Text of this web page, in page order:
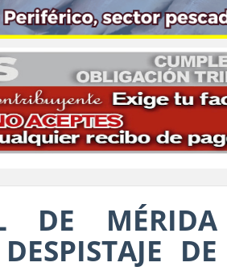
DE MÉRIDA
DE